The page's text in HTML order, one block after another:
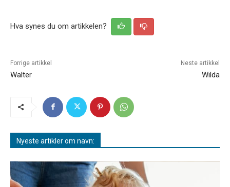
Hva synes du om artikkelen?
Forrige artikkel
Walter
Neste artikkel
Wilda
Nyeste artikler om navn: